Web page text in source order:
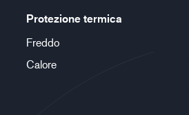
Protezione termica
Freddo
Calore